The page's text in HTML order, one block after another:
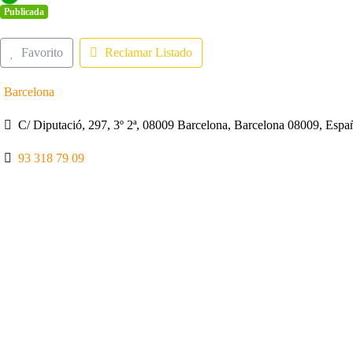
Publicada
Favorito Reclamar Listado
Barcelona
C/ Diputació, 297, 3º 2ª, 08009 Barcelona, Barcelona 08009,
93 318 79 09